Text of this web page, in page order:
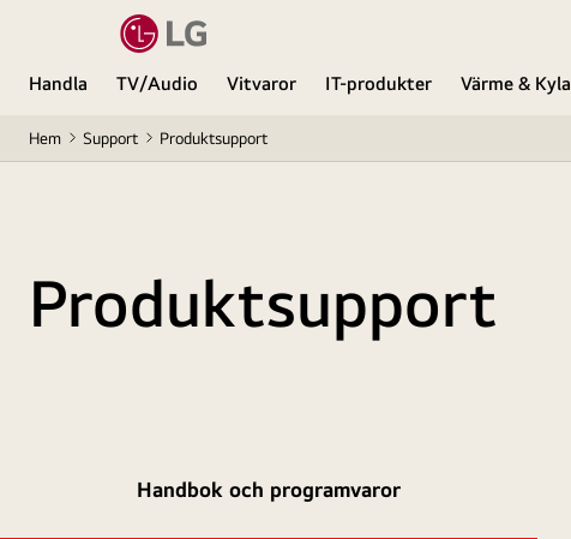
Handla TV/Audio Vitvaror IT-produkter Värme & Kyla
Hem Support Produktsupport
Produktsupport
Handbok och programvaror